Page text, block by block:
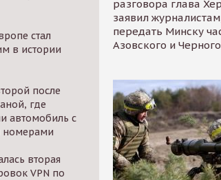
стал
в истории
после
где
автомобиль с
номерами
вторая
VPN по
разговора глава
заявил
передать Минску
Азовского и